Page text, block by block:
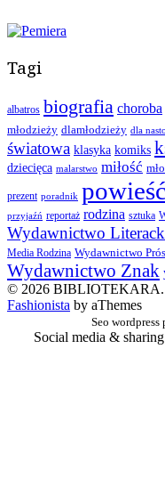
Tagi
albatros biografia choroba
młodzieży dlamłodzieży dla
światowa klasyka komiks
dziecięca malarstwo miłość
prezent poradnik powieść
przyjaźń reportaż rodzina sztuka
Wydawnictwo
Media Rodzina Wydawnictwo
Wydawnictwo Znak
© 2026 BIBLIOTEKARA.
Fashionista by aThemes
Seo
Social media &